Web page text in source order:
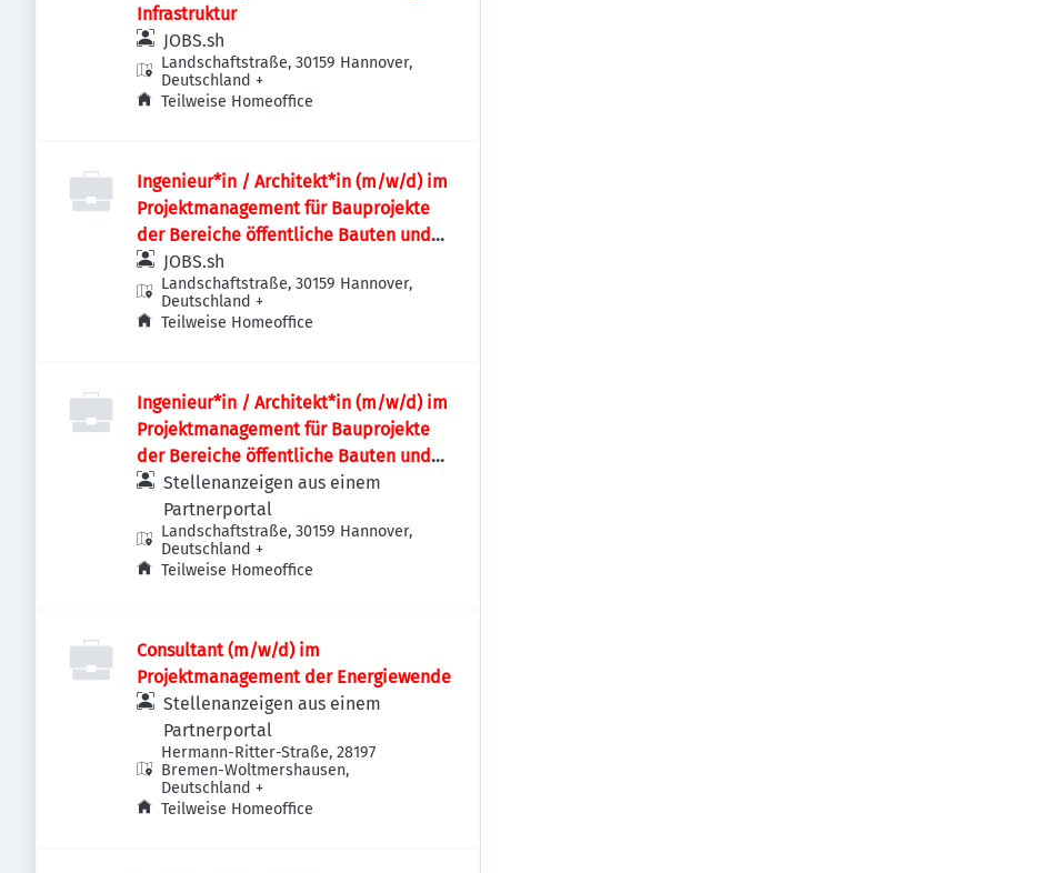
Infrastruktur
JOBS.sh
Landschaftstraße, 30159 Hannover,
Deutschland +
Teilweise Homeoffice
Ingenieur*in / Architekt*in (m/w/d) im
Projektmanagement für Bauprojekte
der Bereiche öffentliche Bauten und
Industriebauten / Infrastruktur
JOBS.sh
Landschaftstraße, 30159 Hannover,
Deutschland +
Teilweise Homeoffice
Ingenieur*in / Architekt*in (m/w/d) im
Projektmanagement für Bauprojekte
der Bereiche öffentliche Bauten und
Industriebauten / Infrastruktur
Stellenanzeigen aus einem
Partnerportal
Landschaftstraße, 30159 Hannover,
Deutschland +
Teilweise Homeoffice
Consultant (m/w/d) im
Projektmanagement der Energiewende
Stellenanzeigen aus einem
Partnerportal
Hermann-Ritter-Straße, 28197
Bremen-Woltmershausen,
Deutschland +
Teilweise Homeoffice